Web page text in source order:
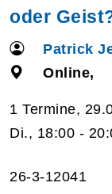
oder
Patrick
Online,
1 Termine,
Di., 18:00 -
26-3-12041